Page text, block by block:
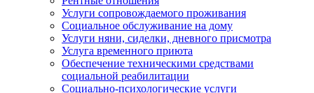
Услуги сопровождаемого проживания
Социальное обслуживание на дому
Услуги няни, сиделки, дневного присмотра
Услуга временного приюта
Обеспечение техническими средствами
социальной реабилитации
Социально-психологические услуги